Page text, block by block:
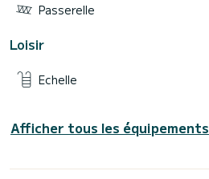
Passerelle
Loisir
Echelle
Afficher tous les équipements